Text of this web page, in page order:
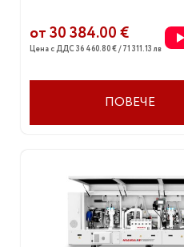
от 30 384.00 €
Цена с ДДС 36 460.80 € / 71 311.13 лв
ПОВЕЧЕ